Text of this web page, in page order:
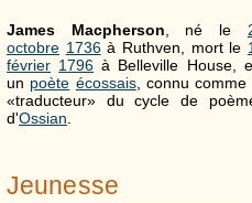
James Macpherson , né le
octobre 1736à Ruthven, mort le
février 1796 à Belleville House,
un poète écossais, connu comme
«traducteur» du cycle de
d'Ossian
Jeunesse